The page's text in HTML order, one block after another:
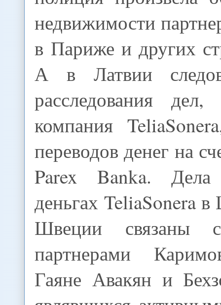
недвижимости
в Париже и других
А в Латвии
расследования
компания
переводов денег на
Parex Banka.
деньгах TeliaSonera
Швеции связаны
партнерами
Гаяне Авакян и